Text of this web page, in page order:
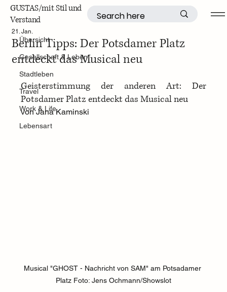
GUSTAS/mit Stil und
Verstand
Übersicht
Gesellschaft & Leben
Stadtleben
Travel
Work & Life
Lebensart
Übersicht
Berlin Tipps: Der Potsdamer Platz
entdeckt das Musical neu
21. Jan.
Geisterstimmung der anderen Art: Der
Potsdamer Platz entdeckt das Musical neu
von Jana Kaminski
Musical "GHOST - Nachricht von SAM" am Potsadamer
Platz Foto: Jens Ochmann/Showslot